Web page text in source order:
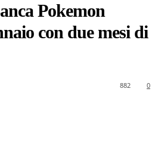
Pokemon
con due mesi di
0
882